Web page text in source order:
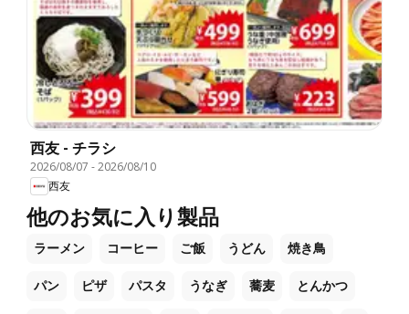
西友 - チラシ
2026/08/07 -2026/08/10
西友
他のお気に入り製品
ラーメン コーヒー ご飯 うどん 焼き鳥
パン ピザ パスタ うなぎ 蕎麦 とんかつ